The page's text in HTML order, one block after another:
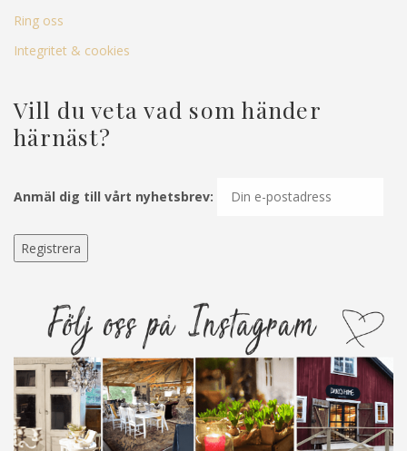
Ring oss
Integritet & cookies
Vill du veta vad som händer
härnäst?
Anmäl dig till vårt nyhetsbrev: